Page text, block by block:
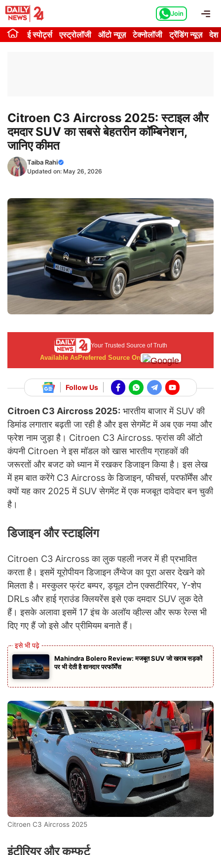
Skip
content
Join
ई स्पोर्ट्स एस्ट्रोलॉजी ऑटो न्यूज़ टेक्नोलॉजी ट्रेंडिंग न्यूज़ देश
Citroen C3 Aircross 2025: स्टाइल और
दमदार SUV का सबसे बेहतरीन कॉम्बिनेशन,
जानिए कीमत
Taiba Rahi
Updated on: May 26, 2026
Your Trusted Source of Truth
Available AsPreferred Source On
Follow Us
Citroen C3 Aircross 2025: भारतीय बाजार में SUV की
डिमांड लगातार बढ़ती जा रही है और इस सेगमेंट में अब एक नया और
फ्रेश नाम जुड़ा है। Citroen C3 Aircross. फ्रांस की ऑटो
कंपनी Citroen ने इस मॉडल को खास भारतीय ग्राहकों की
जरूरतों और बजट को ध्यान में रखकर डिजाइन किया है। इस लेख
में हम बात करेंगे C3 Aircross के डिजाइन, फीचर्स, परफॉर्मेंस और
क्यों यह कार 2025 में SUV सेगमेंट में एक मजबूत दावेदार बन चुकी
है।
डिजाइन और स्टाइलिंग
Citroen C3 Aircross का लुक पहली नजर में ही प्रभावित
करता है। इसमें यूरोपीयन डिजाइन लैंग्वेज का पूरा असर देखने को
मिलता है। मस्कुलर फ्रंट बम्पर, ड्यूल टोन एक्सटीरियर, Y-शेप
DRLs और हाई ग्राउंड क्लियरेंस इसे एक दमदार SUV लुक देते
हैं। इसके अलावा इसमें 17 इंच के अलॉय व्हील्स और रूफ रेल्स भी
दिए गए हैं जो इसे और प्रीमियम बनाते हैं।
Mahindra Bolero Review: मजबूत SUV जो खराब सड़कों
पर भी देती है शानदार परफॉर्मेंस
Citroen C3 Aircross 2025
इंटीरियर और कम्फर्ट